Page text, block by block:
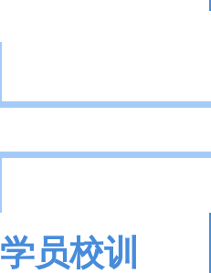
学员校训